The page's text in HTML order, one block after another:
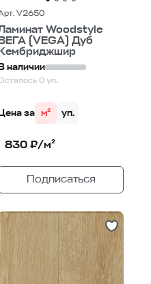
V2650
Woodstyle
(VEGA) Дуб
наличии
0 уп.
за м² уп.
830 ₽/м²
Подписаться